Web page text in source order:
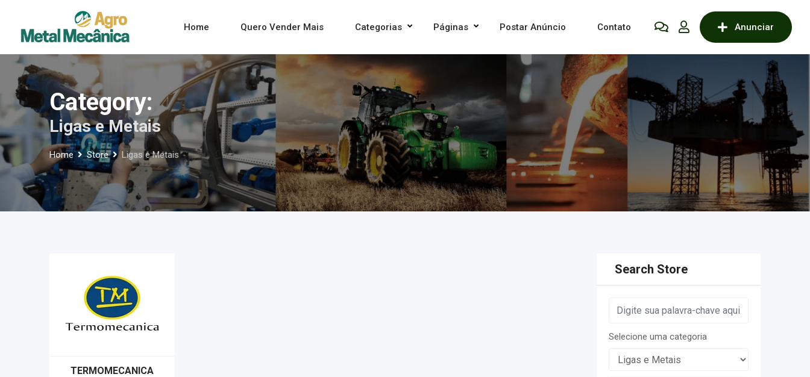
content
Anunciar
Home Quero Vender Mais Categorias Páginas Postar Anúncio Contato
Category:
Ligas e Metais
Home Store Ligas e Metais
TERMOMECANICA
Search Store
Selecione uma categoria